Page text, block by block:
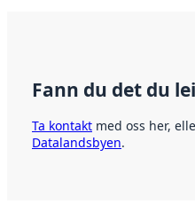
Fann du det du
Ta kontakt med oss her,
Datalandsbyen.